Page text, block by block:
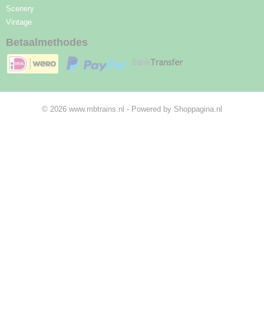
Scenery
Vintage
Betaalmethodes
© 2026 www.mbtrains.nl - Powered by Shoppagina.nl